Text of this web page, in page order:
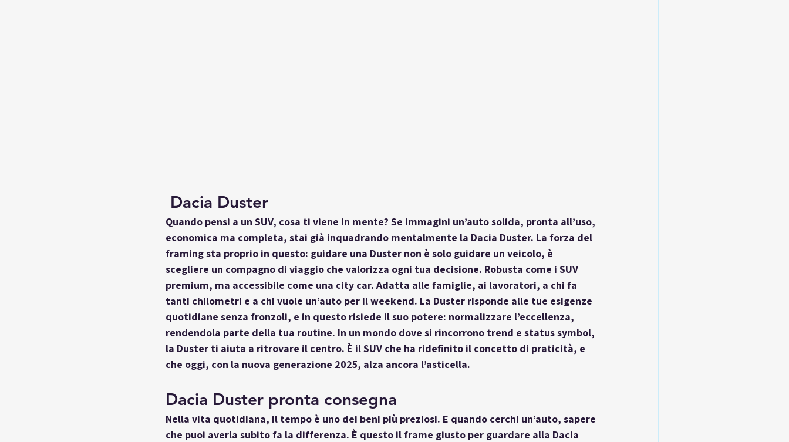
Dacia Duster
Quando pensi a un SUV, cosa ti viene in mente? Se immagini un’auto solida, pronta all’uso,
economica ma completa, stai già inquadrando mentalmente la Dacia Duster. La forza del
framing sta proprio in questo: guidare una Duster non è solo guidare un veicolo, è
scegliere un compagno di viaggio che valorizza ogni tua decisione. Robusta come i SUV
premium, ma accessibile come una city car. Adatta alle famiglie, ai lavoratori, a chi fa
tanti chilometri e a chi vuole un’auto per il weekend. La Duster risponde alle tue esigenze
quotidiane senza fronzoli, e in questo risiede il suo potere: normalizzare l’eccellenza,
rendendola parte della tua routine. In un mondo dove si rincorrono trend e status symbol,
la Duster ti aiuta a ritrovare il centro. È il SUV che ha ridefinito il concetto di praticità, e
che oggi, con la nuova generazione 2025, alza ancora l’asticella.
Dacia Duster pronta consegna
Nella vita quotidiana, il tempo è uno dei beni più preziosi. E quando cerchi un’auto, sapere
che puoi averla subito fa la differenza. È questo il frame giusto per guardare alla Dacia